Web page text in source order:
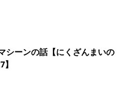
シーンの話【にくざんまいの